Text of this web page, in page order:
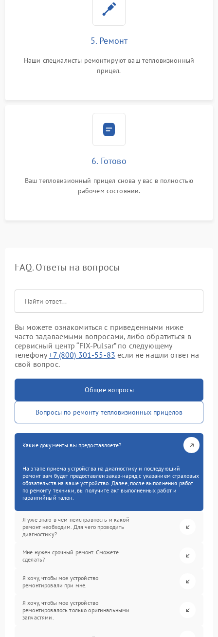
5. Ремонт
Наши специалисты ремонтируют ваш тепловизионный
прицел.
6. Готово
Ваш тепловизионный прицел снова у вас в полностью
рабочем состоянии.
FAQ. Ответы на вопросы
Вы можете ознакомиться с приведенными ниже
часто задаваемыми вопросами, либо обратиться в
сервисный центр “FIX-Pulsar” по следующему
телефону+7 (800) 301-55-83 если не нашли ответ на
свой вопрос.
Общие вопросы
Вопросы по ремонту тепловизионных прицелов
Какие документы вы предоставляете?
На этапе приема устройства на диагностику и последующий
ремонт вам будет предоставлен заказ-наряд с указанием страховых
обязательств на ваше устройство. Далее, после выполнения работ
по ремонту техники, вы получите акт выполненных работ и
гарантийный талон.
Я уже знаю в чем неисправность и какой
ремонт необходим. Для чего проводить
диагностику?
Мне нужен срочный ремонт. Сможете
сделать?
Я хочу, чтобы мое устройство
ремонтировали при мне.
Я хочу, чтобы мое устройство
ремонтировалось только оригинальными
запчастями.